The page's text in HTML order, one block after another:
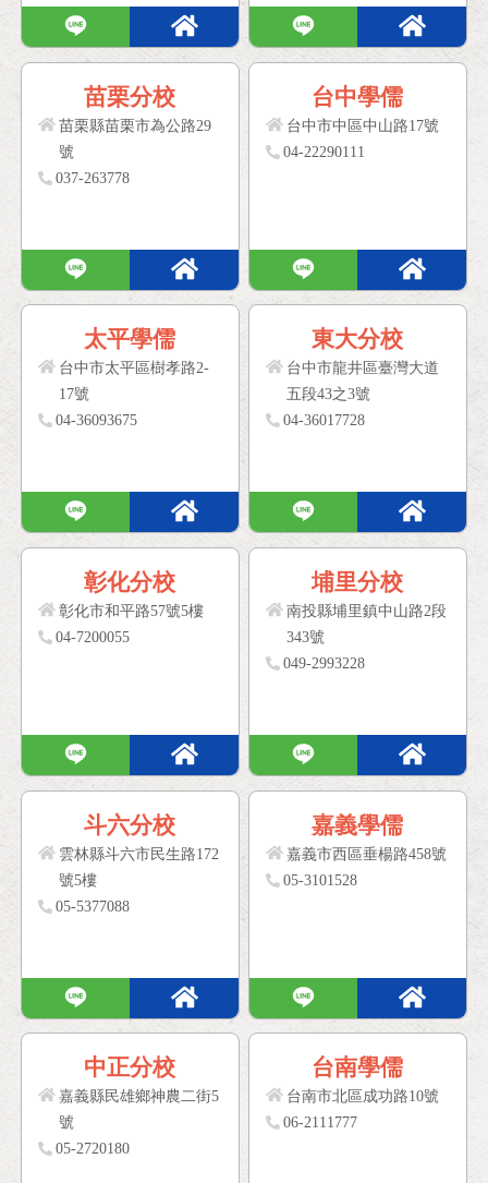
苗栗分校
苗栗縣苗栗市為公路29
號
037-263778
台中學儒
台中市中區中山路17號
04-22290111
太平學儒
台中市太平區樹孝路2-
17號
04-36093675
東大分校
台中市龍井區臺灣大道
五段43之3號
04-36017728
彰化分校
彰化市和平路57號5樓
04-7200055
埔里分校
南投縣埔里鎮中山路2段
343號
049-2993228
斗六分校
雲林縣斗六市民生路172
號5樓
05-5377088
嘉義學儒
嘉義市西區垂楊路458號
05-3101528
中正分校
嘉義縣民雄鄉神農二街5
號
05-2720180
台南學儒
台南市北區成功路10號
06-2111777